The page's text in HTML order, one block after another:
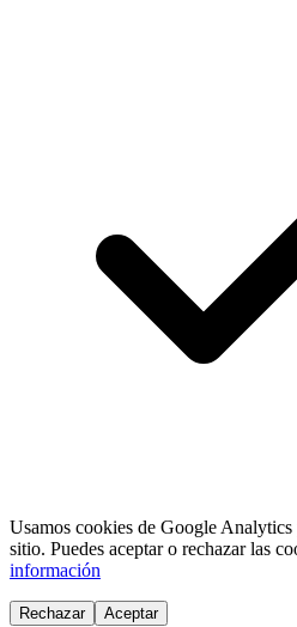
Usamos cookies de Google
sitio. Puedes aceptar o rechazar las
información
Rechazar Aceptar